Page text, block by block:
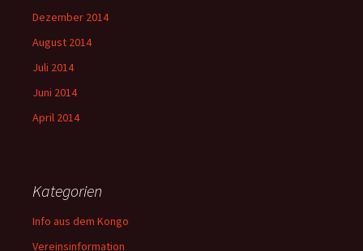
Dezember 2014
August 2014
Juli 2014
Juni 2014
April 2014
Kategorien
Info aus dem Kongo
Vereinsinformation